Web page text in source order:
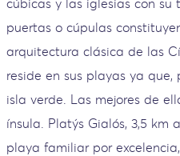
puertas o cúpulas
arquitectura clásica de las
reside en sus playas ya
isla verde. Las mejores de
ínsula. Platýs Gialós, 3,5 km
playa familiar por